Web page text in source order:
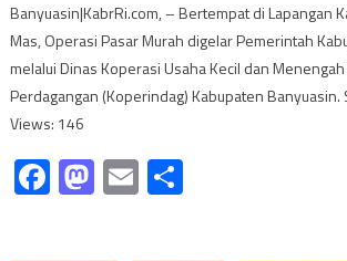
Banyuasin|KabrRi.com, – Bertempat di Lapangan
Mas, Operasi Pasar Murah digelar Pemerintah
melalui Dinas Koperasi Usaha Kecil dan
Perdagangan (Koperindag) Kabupaten
Views: 146
Facebook
Mastodon
Email